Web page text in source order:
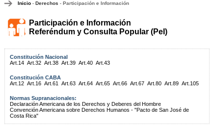
Inicio- Derechos - Participación e Información
Participación e Información
Referéndum y Consulta Popular (PeI)
Constitución Nacional
Art.14 Art.32 Art.38 Art.39 Art.40 Art.43
Constitución CABA
Art.12 Art.16 Art.61 Art.63 Art.64 Art.65 Art.66 Art.67 Art.80 Art.89 Art.105
Normas Supranacionales:
Declaración Americana de los Derechos y Deberes del Hombre
Convención Americana sobre Derechos Humanos - "Pacto de San José de
Costa Rica"